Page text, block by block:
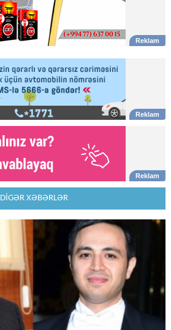
DİGƏR XƏBƏRLƏR